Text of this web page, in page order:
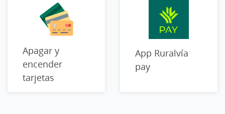
Apagar y
encender
tarjetas
App Ruralvía
pay